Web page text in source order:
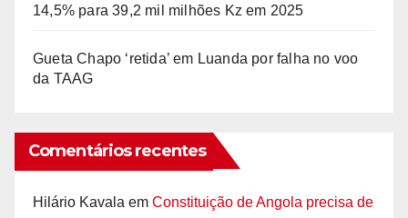
14,5% para 39,2 mil milhões Kz em 2025
Gueta Chapo ‘retida’ em Luanda por falha no voo
da TAAG
Comentários recentes
Hilário Kavala em Constituição de Angola precisa de